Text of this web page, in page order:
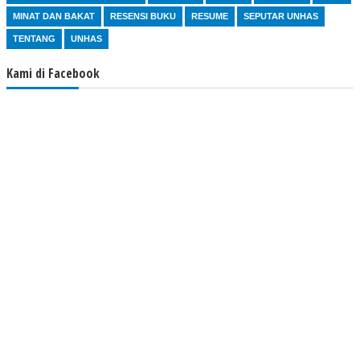
MINAT DAN BAKAT RESENSI BUKU RESUME SEPUTAR UNHAS
TENTANG UNHAS
Kami di Facebook